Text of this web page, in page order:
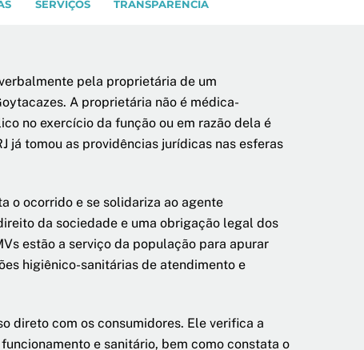
SERVIÇOS TRANSPARÊNCIA
pela proprietária de um
A proprietária não é médica-
no exercício da função ou em razão dela é
já tomou as providências jurídicas nas esferas
o ocorrido e se solidariza ao agente
da sociedade e uma obrigação legal dos
estão a serviço da população para apurar
higiênico-sanitárias de atendimento e
direto com os consumidores. Ele verifica a
e sanitário, bem como constata o